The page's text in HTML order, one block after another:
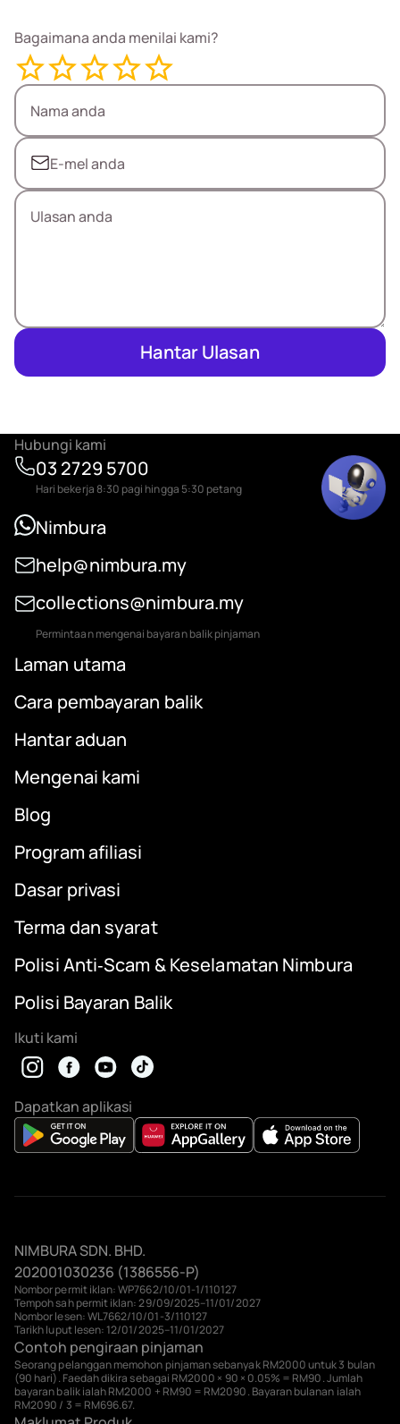
Bagaimana anda menilai kami?
Hantar Ulasan
Hubungi kami
03 2729 5700
Hari bekerja 8:30 pagi hingga 5:30 petang
Nimbura
help@nimbura.my
collections@nimbura.my
Permintaan mengenai bayaran balik pinjaman
Laman utama
Cara pembayaran balik
Hantar aduan
Mengenai kami
Blog
Program afiliasi
Dasar privasi
Terma dan syarat
Polisi Anti‑Scam & Keselamatan Nimbura
Polisi Bayaran Balik
Ikuti kami
Dapatkan aplikasi
NIMBURA SDN. BHD.
202001030236 (1386556-P)
Nombor permit iklan: WP7662/10/01-1/110127
Tempoh sah permit iklan: 29/09/2025–11/01/2027
Nombor lesen: WL7662/10/01-3/110127
Tarikh luput lesen: 12/01/2025–11/01/2027
Contoh pengiraan pinjaman
Seorang pelanggan memohon pinjaman sebanyak RM2000 untuk 3 bulan
(90 hari). Faedah dikira sebagai RM2000 × 90 × 0.05% = RM90. Jumlah
bayaran balik ialah RM2000 + RM90 = RM2090. Bayaran bulanan ialah
RM2090 / 3 = RM696.67.